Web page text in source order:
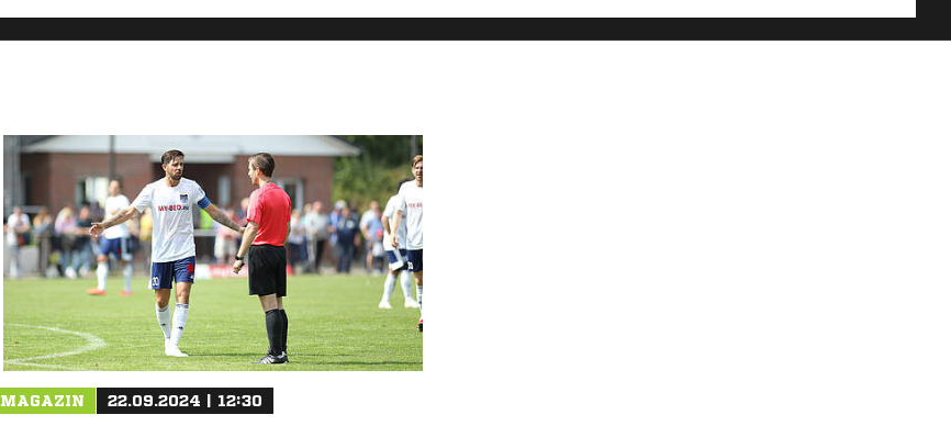
MAGAZIN 22.09.2024 | 12:30